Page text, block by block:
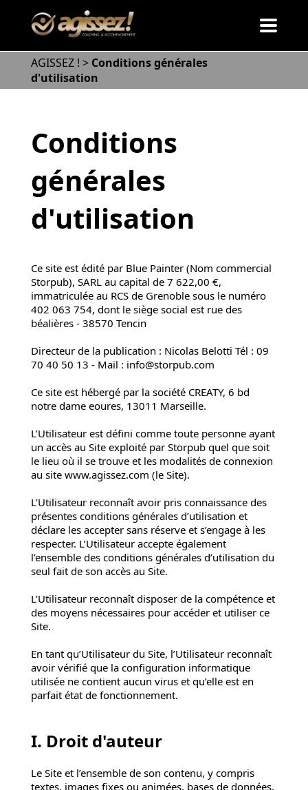
AGISSEZ ! > Conditions générales
d'utilisation
Conditions
générales
d'utilisation
Ce site est édité par Blue Painter (Nom commercial
Storpub), SARL au capital de 7 622,00 €,
immatriculée au RCS de Grenoble sous le numéro
402 063 754, dont le siège social est rue des
béalières - 38570 Tencin
Directeur de la publication : Nicolas Belotti Tél : 09
70 40 50 13 - Mail : info@storpub.com
Ce site est hébergé par la société CREATY, 6 bd
notre dame eoures, 13011 Marseille.
L’Utilisateur est défini comme toute personne ayant
un accès au Site exploité par Storpub quel que soit
le lieu où il se trouve et les modalités de connexion
au site www.agissez.com (le Site).
L’Utilisateur reconnaît avoir pris connaissance des
présentes conditions générales d’utilisation et
déclare les accepter sans réserve et s’engage à les
respecter. L’Utilisateur accepte également
l’ensemble des conditions générales d’utilisation du
seul fait de son accès au Site.
L’Utilisateur reconnaît disposer de la compétence et
des moyens nécessaires pour accéder et utiliser ce
Site.
En tant qu’Utilisateur du Site, l’Utilisateur reconnaît
avoir vérifié que la configuration informatique
utilisée ne contient aucun virus et qu’elle est en
parfait état de fonctionnement.
I. Droit d'auteur
Le Site et l’ensemble de son contenu, y compris
textes, images fixes ou animées, bases de données,